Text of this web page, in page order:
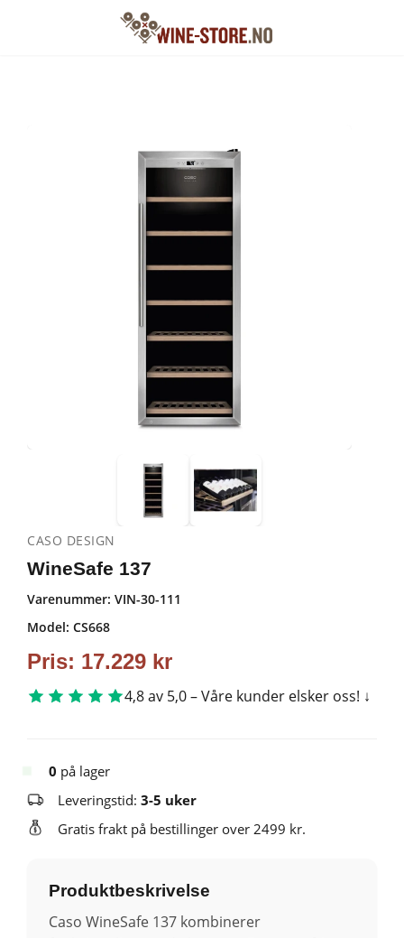
CASO DESIGN
WineSafe 137
Varenummer: VIN-30-111
Model: CS668
Pris: 17.229 kr
4,8 av 5,0 – Våre kunder elsker oss!
0 på lager
Leveringstid: 3-5 uker
Gratis frakt på bestillinger over 2499 kr.
Produktbeskrivelse
Caso WineSafe 137 kombinerer